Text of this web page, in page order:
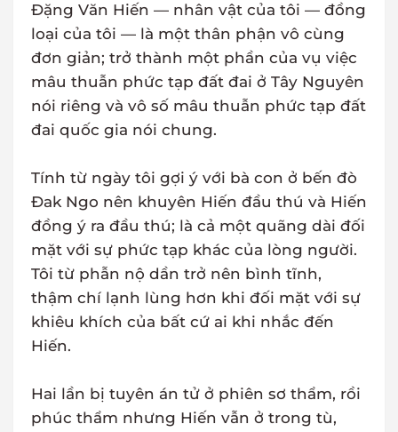
Đặng Văn Hiến — nhân vật của tôi — đồng
loại của tôi — là một thân phận vô cùng
đơn giản; trở thành một phần của vụ việc
mâu thuẫn phức tạp đất đai ở Tây Nguyên
nói riêng và vô số mâu thuẫn phức tạp đất
đai quốc gia nói chung.
Tính từ ngày tôi gợi ý với bà con ở bến đò
Đak Ngo nên khuyên Hiến đầu thú và Hiến
đồng ý ra đầu thú; là cả một quãng dài đối
mặt với sự phức tạp khác của lòng người.
Tôi từ phẫn nộ dần trở nên bình tĩnh,
thậm chí lạnh lùng hơn khi đối mặt với sự
khiêu khích của bất cứ ai khi nhắc đến
Hiến.
Hai lần bị tuyên án tử ở phiên sơ thẩm, rồi
phúc thẩm nhưng Hiến vẫn ở trong tù,